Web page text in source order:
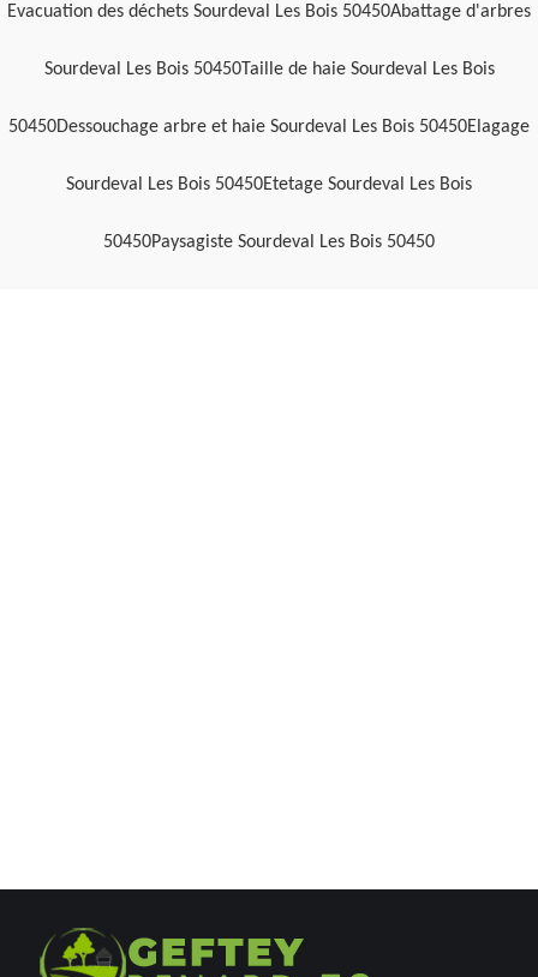
Evacuation des déchets Sourdeval Les Bois 50450Abattage d'arbres
Sourdeval Les Bois 50450Taille de haie Sourdeval Les Bois
50450Dessouchage arbre et haie Sourdeval Les Bois 50450Elagage
Sourdeval Les Bois 50450Etetage Sourdeval Les Bois
50450Paysagiste Sourdeval Les Bois 50450